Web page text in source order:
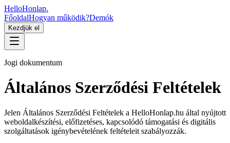
HelloHonlap.
FőoldalHogyan működik?Demók
Kezdjük el
Jogi dokumentum
Általános Szerződési Feltételek
Jelen Általános Szerződési Feltételek a HelloHonlap.hu által nyújtott
weboldalkészítési, előfizetéses, kapcsolódó támogatási és digitális
szolgáltatások igénybevételének feltételeit szabályozzák.